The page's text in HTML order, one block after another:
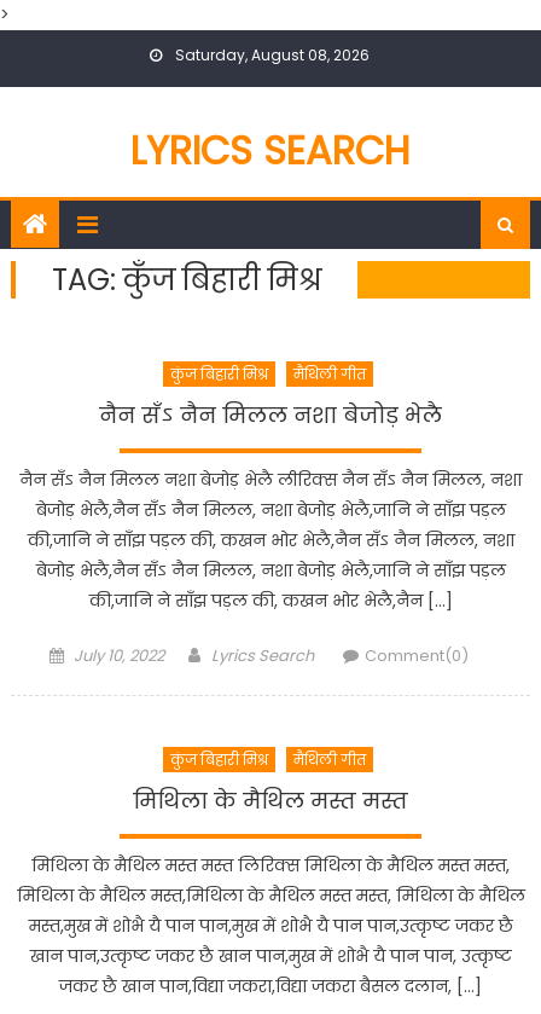
>
Saturday, August 08, 2026
LYRICS SEARCH
TAG:कुँज बिहारी मिश्र
कुंज बिहारी मिश्र मैथिली गीत
नैन सँऽ नैन मिलल नशा बेजोड़ भेलै
नैन सँऽ नैन मिलल नशा बेजोड़ भेलै लीरिक्स नैन सँऽ नैन मिलल, नशा
बेजोड़ भेलै,नैन सँऽ नैन मिलल, नशा बेजोड़ भेलै,जानि ने साँझ पड़ल
की,जानि ने साँझ पड़ल की, कखन भोर भेलै,नैन सँऽ नैन मिलल, नशा
बेजोड़ भेलै,नैन सँऽ नैन मिलल, नशा बेजोड़ भेलै,जानि ने साँझ पड़ल
की,जानि ने साँझ पड़ल की, कखन भोर भेलै,नैन […]
Posted
July 10, 2022 Author
Lyrics Search Comment(0)
कुंज बिहारी मिश्र मैथिली गीत
मिथिला के मैथिल मस्त मस्त
मिथिला के मैथिल मस्त मस्त लिरिक्स मिथिला के मैथिल मस्त मस्त,
मिथिला के मैथिल मस्त,मिथिला के मैथिल मस्त मस्त, मिथिला के मैथिल
मस्त,मुख में शोभै यै पान पान,मुख में शोभै यै पान पान,उत्कृष्ट जकर छै
खान पान,उत्कृष्ट जकर छै खान पान,मुख में शोभै यै पान पान, उत्कृष्ट
जकर छै खान पान,विद्या जकरा,विद्या जकरा बैसल दलान, […]